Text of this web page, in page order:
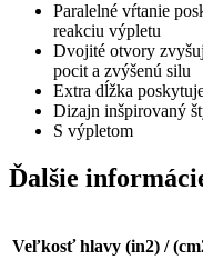
Paralelné vŕtanie
reakciu výpletu
Dvojité otvory
pocit a zvýšenú silu
Extra dĺžka
Dizajn inšpirovaný
S výpletom
Ďalšie
Veľkosť hlavy (in2) /